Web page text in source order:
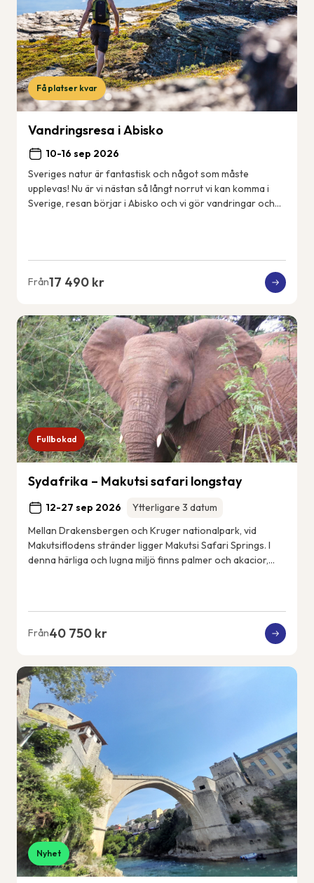
Få platser kvar
Vandringsresa i Abisko
10-16 sep 2026
Sveriges natur är fantastisk och något som måste
upplevas! Nu är vi nästan så långt norrut vi kan komma i
Sverige, resan börjar i Abisko och vi gör vandringar och
Från17 490 kr
Fullbokad
Sydafrika – Makutsi safari longstay
12-27 sep 2026
Ytterligare 3 datum
Mellan Drakensbergen och Kruger nationalpark, vid
Makutsiflodens stränder ligger Makutsi Safari Springs. I
denna härliga och lugna miljö finns palmer och akacior,
Från40 750 kr
Nyhet